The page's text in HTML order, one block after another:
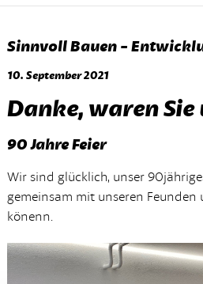
Sinnvoll Bauen -
10. September 2021
Danke, waren Sie
90 Jahre Feier
Wir sind glücklich, unser
gemeinsam mit unseren Feunden
könenn.